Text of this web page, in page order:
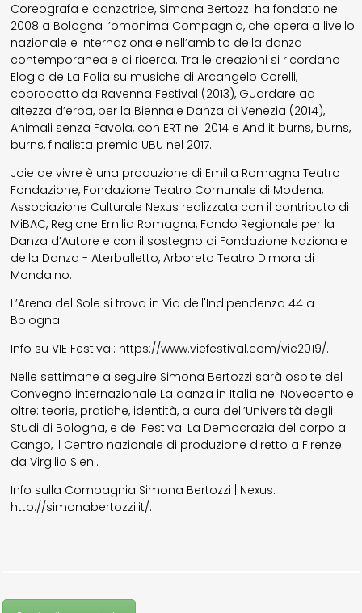
Coreografa e danzatrice, Simona Bertozzi ha fondato nel
2008 a Bologna l’omonima Compagnia, che opera a livello
nazionale e internazionale nell’ambito della danza
contemporanea e di ricerca. Tra le creazioni si ricordano
Elogio de La Folia su musiche di Arcangelo Corelli,
coprodotto da Ravenna Festival (2013), Guardare ad
altezza d’erba, per la Biennale Danza di Venezia (2014),
Animali senza Favola, con ERT nel 2014 e And it burns, burns,
burns, finalista premio UBU nel 2017.
Joie de vivre è una produzione di Emilia Romagna Teatro
Fondazione, Fondazione Teatro Comunale di Modena,
Associazione Culturale Nexus realizzata con il contributo di
MiBAC, Regione Emilia Romagna, Fondo Regionale per la
Danza d’Autore e con il sostegno di Fondazione Nazionale
della Danza - Aterballetto, Arboreto Teatro Dimora di
Mondaino.
L’Arena del Sole si trova in Via dell'Indipendenza 44 a
Bologna.
Info su VIE Festival: https://www.viefestival.com/vie2019/.
Nelle settimane a seguire Simona Bertozzi sarà ospite del
Convegno internazionale La danza in Italia nel Novecento e
oltre: teorie, pratiche, identità, a cura dell’Università degli
Studi di Bologna, e del Festival La Democrazia del corpo a
Cango, il Centro nazionale di produzione diretto a Firenze
da Virgilio Sieni.
Info sulla Compagnia Simona Bertozzi | Nexus:
http://simonabertozzi.it/.